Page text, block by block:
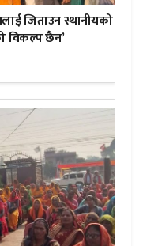
जिताउन स्थानीयको
विकल्प छैन’